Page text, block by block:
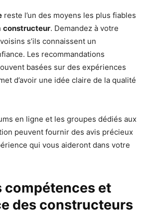
reste l’un des moyens les plus fiables
constructeur. Demandez à votre
s’ils connaissent un
Les recommandations
basées sur des expériences
d’avoir une idée claire de la qualité
en ligne et les groupes dédiés aux
peuvent fournir des avis précieux
qui vous aideront dans votre
compétences et
des constructeurs